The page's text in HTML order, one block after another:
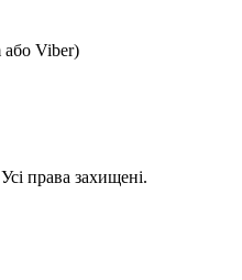
або Viber)
права захищені.